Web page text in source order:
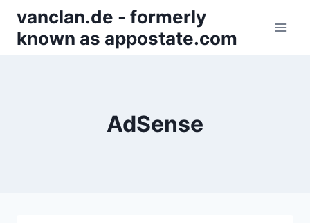
Inhalt
springen
vanclan.de - formerly
known as appostate.com
AdSense